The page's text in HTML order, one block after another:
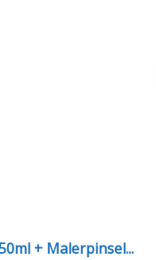
+ Malerpinsel...